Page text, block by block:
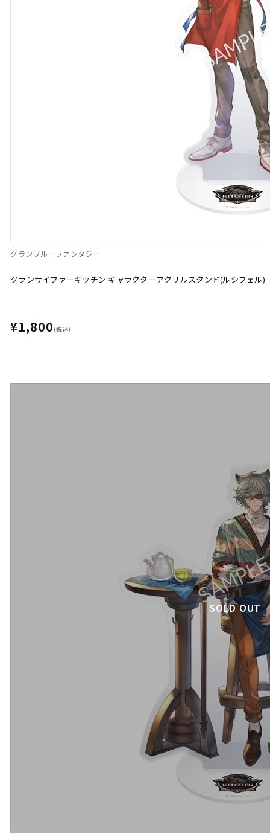
グランブルーファンタジー
グランサイファーキッチン キャラクターアクリルスタンド(ルシフェル)
¥1,800 (税込)
SOLD OUT